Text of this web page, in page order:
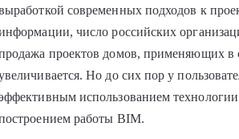
современных подходов к
число российских
проектов домов, применяющих в
Но до сих пор у
использованием
работы BIM.